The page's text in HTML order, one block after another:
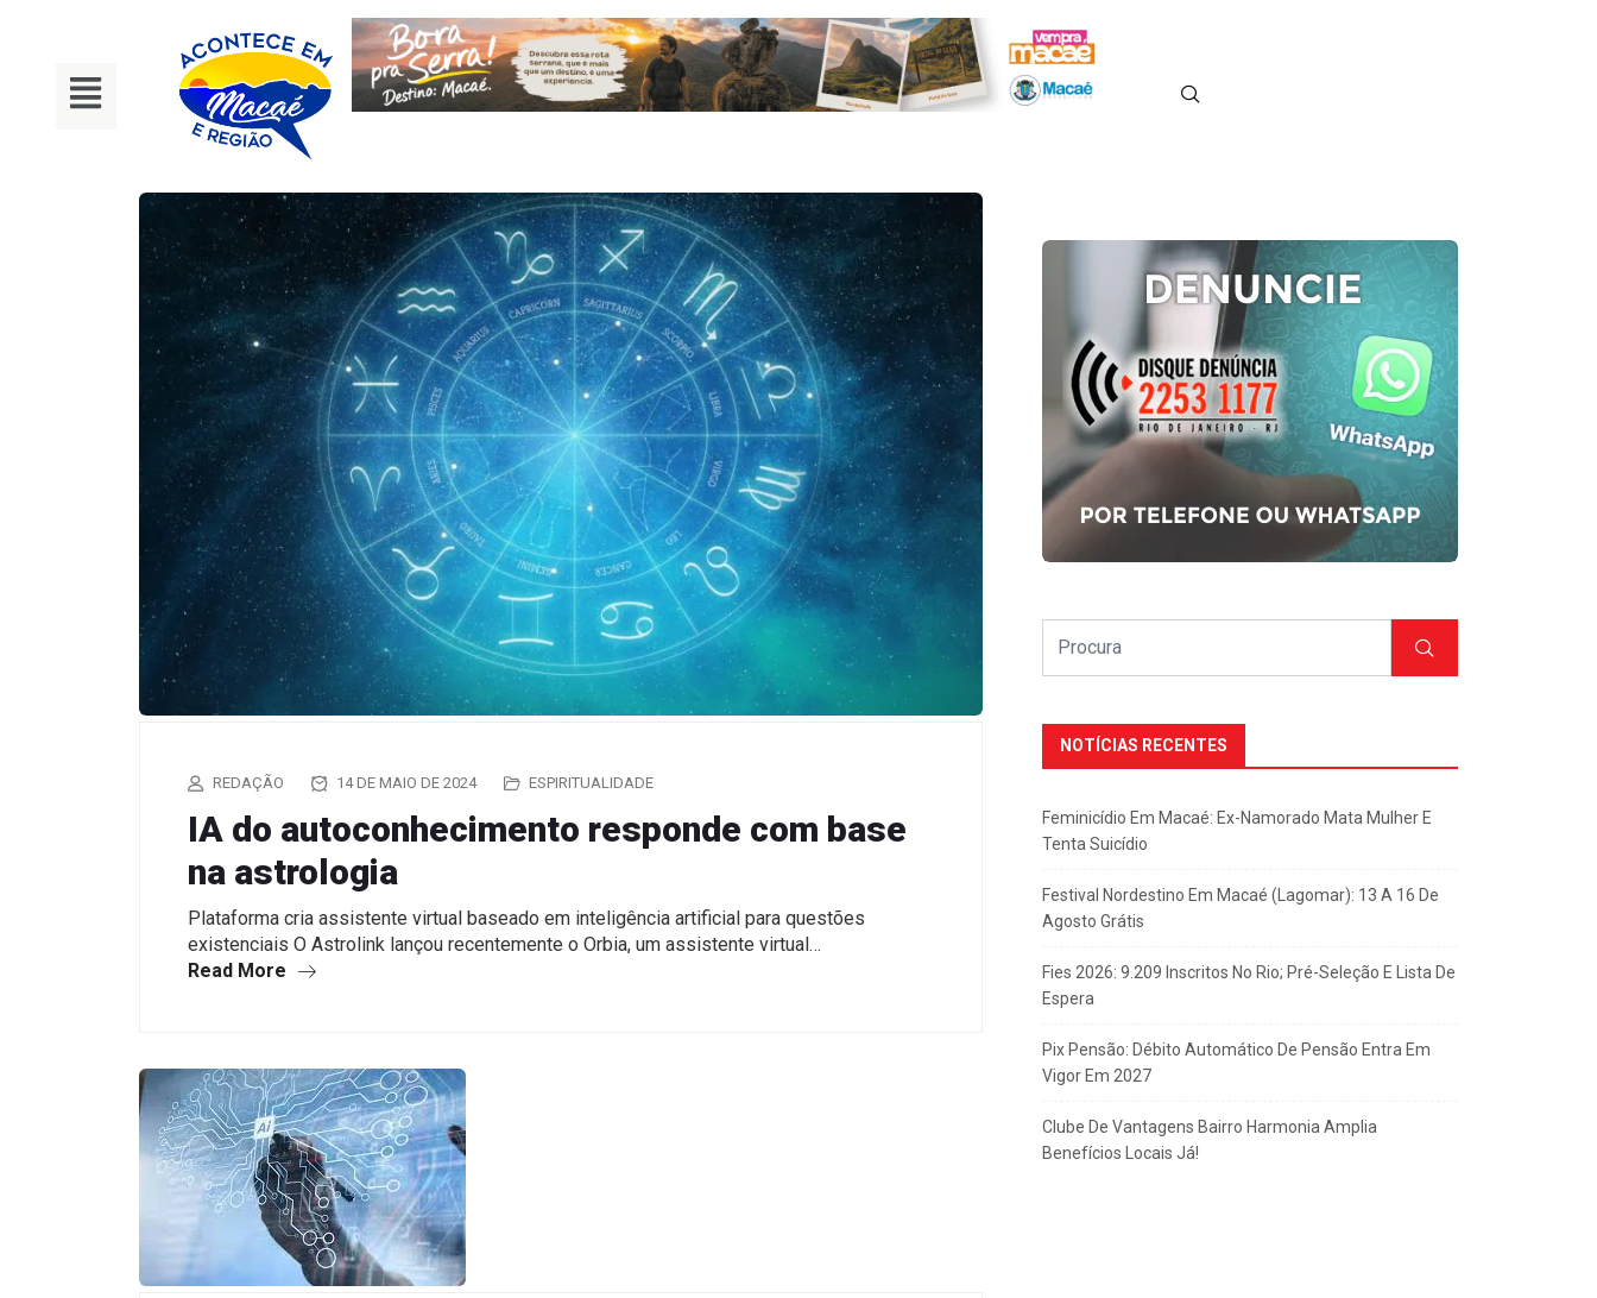
REDAÇÃO 14 DE MAIO DE 2024 ESPIRITUALIDADE
IA do autoconhecimento responde com base
na astrologia
Plataforma cria assistente virtual baseado em inteligência artificial para questões
existenciais O Astrolink lançou recentemente o Orbia, um assistente virtual…
Read More
NOTÍCIAS RECENTES
Feminicídio Em Macaé: Ex-Namorado Mata Mulher E
Tenta Suicídio
Festival Nordestino Em Macaé (Lagomar): 13 A 16 De
Agosto Grátis
Fies 2026: 9.209 Inscritos No Rio; Pré-Seleção E Lista De
Espera
Pix Pensão: Débito Automático De Pensão Entra Em
Vigor Em 2027
Clube De Vantagens Bairro Harmonia Amplia
Benefícios Locais Já!